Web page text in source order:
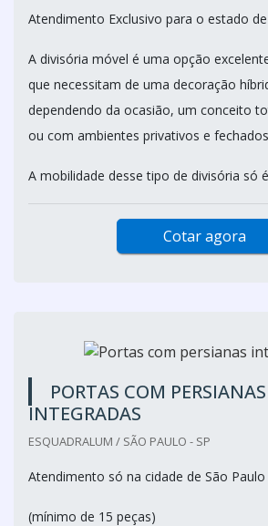
Atendimento Exclusivo para o estado
A divisória móvel é uma opção
que necessitam de uma decoração
dependendo da ocasião, um conceito
ou com ambientes privativos e
A mobilidade desse tipo de divisória só
Cotar agora
PORTAS COM PERSIANAS
INTEGRADAS
ESQUADRALUM / SÃO PAULO - SP
Atendimento só na cidade de São Paulo
(mínimo de 15 peças)